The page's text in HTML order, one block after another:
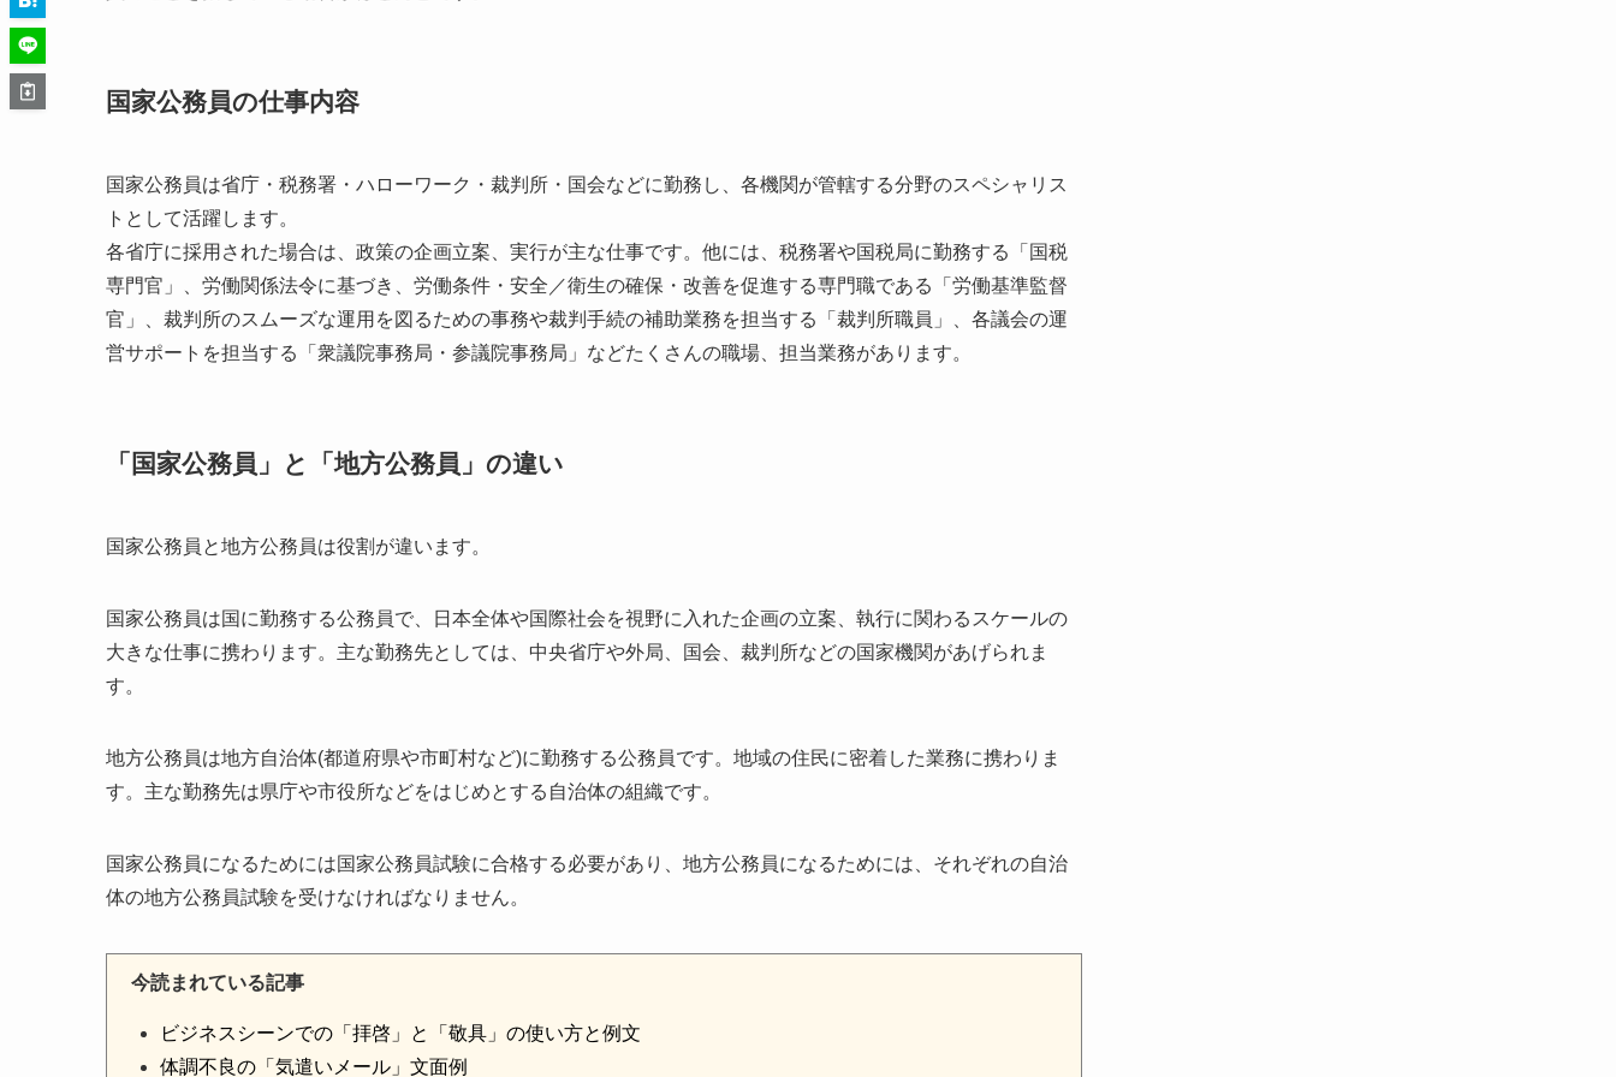
国家公務員の仕事内容
国家公務員は省庁・税務署・ハローワーク・裁判所・国会などに勤務し、各機関が管轄する分野のスペシャリス
トとして活躍します。
各省庁に採用された場合は、政策の企画立案、実行が主な仕事です。他には、税務署や国税局に勤務する「国税
専門官」、労働関係法令に基づき、労働条件・安全／衛生の確保・改善を促進する専門職である「労働基準監督
官」、裁判所のスムーズな運用を図るための事務や裁判手続の補助業務を担当する「裁判所職員」、各議会の運
営サポートを担当する「衆議院事務局・参議院事務局」などたくさんの職場、担当業務があります。
「国家公務員」と「地方公務員」の違い
国家公務員と地方公務員は役割が違います。
国家公務員は国に勤務する公務員で、日本全体や国際社会を視野に入れた企画の立案、執行に関わるスケールの
大きな仕事に携わります。主な勤務先としては、中央省庁や外局、国会、裁判所などの国家機関があげられま
す。
地方公務員は地方自治体(都道府県や市町村など)に勤務する公務員です。地域の住民に密着した業務に携わりま
す。主な勤務先は県庁や市役所などをはじめとする自治体の組織です。
国家公務員になるためには国家公務員試験に合格する必要があり、地方公務員になるためには、それぞれの自治
体の地方公務員試験を受けなければなりません。
今読まれている記事
ビジネスシーンでの「拝啓」と「敬具」の使い方と例文
体調不良の「気遣いメール」文面例